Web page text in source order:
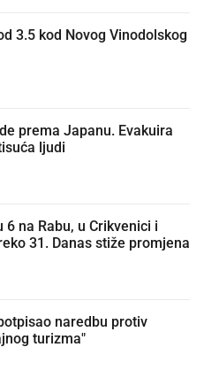
3.5 kod Novog Vinodolskog
prema Japanu. Evakuira
ljudi
6 na Rabu, u Crikvenici i
31. Danas stiže promjena
naredbu protiv
turizma"